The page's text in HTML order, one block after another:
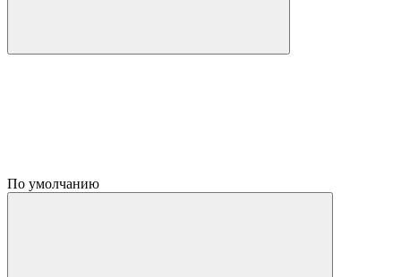
По умолчанию